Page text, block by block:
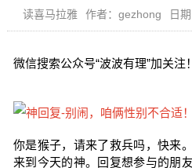
读喜马拉雅 作者：gezhong 日
微信搜索公众号“波波有理”加关注
你是猴子，请来了救兵吗，快来
来到今天的神。回复想参与的朋